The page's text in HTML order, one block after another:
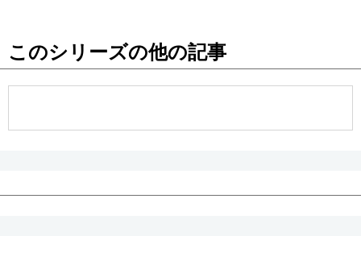
お知らせ
このシリーズの他の記事